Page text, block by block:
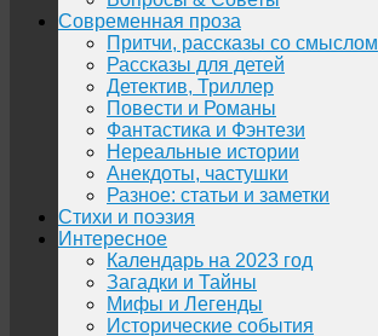
Современная проза
Притчи, рассказы со смыслом
Рассказы для детей
Детектив, Триллер
Повести и Романы
Фантастика и Фэнтези
Нереальные истории
Анекдоты, частушки
Разное: статьи и заметки
Стихи и поэзия
Интересное
Календарь на 2023 год
Загадки и Тайны
Мифы и Легенды
Исторические события